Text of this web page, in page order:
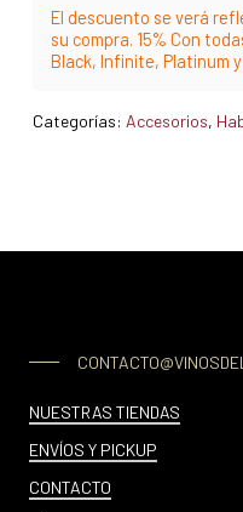
El descuento se verá
su compra. 15% Con
Black, Infinite, Platinum
Categorías: Accesorios,
NUESTRAS TIENDAS
ENVÍOS Y PICKUP
CONTACTO